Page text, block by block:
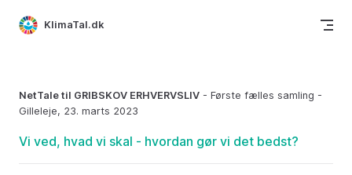
Skip to content
KlimaTal.dk
NetTale til GRIBSKOV ERHVERVSLIV - Første fælles samling -
Gilleleje, 23. marts 2023
Vi ved, hvad vi skal - hvordan gør vi det bedst?